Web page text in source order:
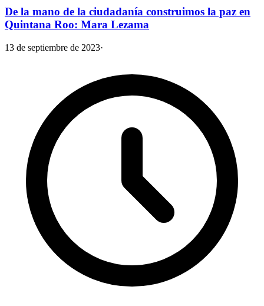
De la mano de la ciudadanía construimos la paz en
Quintana Roo: Mara Lezama
13 de septiembre de 2023·